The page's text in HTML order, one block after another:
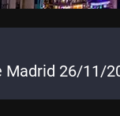
Madrid 26/11/